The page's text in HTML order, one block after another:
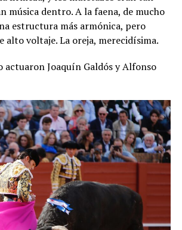
música dentro. A la faena, de mucho
estructura más armónica, pero
alto voltaje. La oreja, merecidísima.
actuaron Joaquín Galdós y Alfonso